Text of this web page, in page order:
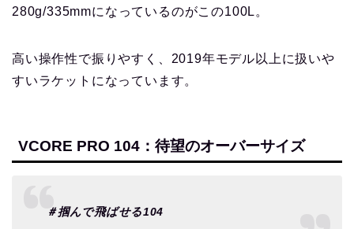
280g/335mmになっているのがこの100L。
高い操作性で振りやすく、2019年モデル以上に扱いや
すいラケットになっています。
VCORE PRO 104：待望のオーバーサイズ
＃掴んで飛ばせる104